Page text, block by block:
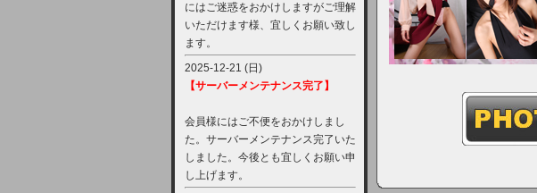
にはご迷惑をおかけしますがご理解
いただけます様、宜しくお願い致し
ます。
2025-12-21 (日)
【サーバーメンテナンス完了】
会員様にはご不便をおかけしまし
た。サーバーメンテナンス完了いた
しました。今後とも宜しくお願い申
し上げます。